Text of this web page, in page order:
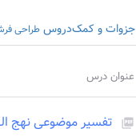
جزوات و کمک‌دروس طراحی
عنوان درس
picture_as_pdf تفسیر موضوعی نهج